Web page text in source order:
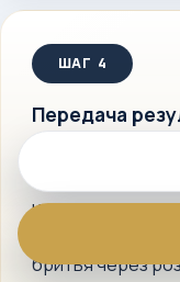
Передача
Вы получаете
или
для легальной
бритья через